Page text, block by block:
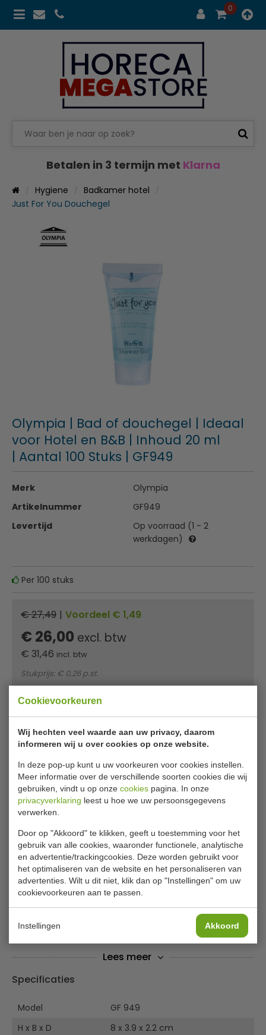
Cookievoorkeuren
Wij hechten veel waarde aan uw privacy, daarom
informeren wij u over cookies op onze website.
In deze pop-up kunt u uw voorkeuren voor cookies instellen.
Meer informatie over de verschillende soorten cookies die wij
gebruiken, vindt u op onze cookies pagina. In onze
privacyverklaring leest u hoe we uw persoonsgegevens
verwerken.
Door op "Akkoord" te klikken, geeft u toestemming voor het
gebruik van alle cookies, waaronder functionele, analytische
en advertentie/trackingcookies. Deze worden gebruikt voor
het optimaliseren van de website en het personaliseren van
advertenties. Wilt u dit niet, klik dan op "Instellingen" om uw
cookievoorkeuren aan te passen.
Instellingen Akkoord
0
Betalen in 3 termijn met Klarna
Hygiene
Badkamer hotel
Just For You Douchegel
Olympia | Bad of douchegel | Ideaal
voor Hotel en B&B | Inhoud 20 ml
| Aantal 100 Stuks | GF949
Merk
Olympia
Artikelnummer
GF949
Levertijd
Op voorraad (1 - 2
werkdagen)
Per 100 stuks
€ 27,49 | Voordeel € 1,49
€ 26,00 excl. btw
€ 31,46 incl. btw
Stukprijs: € 0,26 p.st.
Minimum afname: 2
Ofbetaal10,49in 3 termijnenmet Klarna
✔ Gratis verzending* ✔ 24 uur levering ✔ Laagste
prijsgarantie
Deze voordeelverpakking met 100 tubes bad- en
douchegel is ideaal voor hotels, pensions en bed en
breakfasts.
Elke tube bevat 20 ml en is de perfecte hoeveelheid voor
gebruik in de horeca.
Geef uw gasten een warm welkom met deze
toiletartikelen, dan weet u zeker dat ze u zullen
aanbevelen bij familie en vrienden.
Verpakkingseenheid 100
Aangenaam parfum
Inhoud tubes: 20 ml
Lees meer
Specificaties
Model
GF 949
H x B x D
8 x 3.9 x 2.2 cm